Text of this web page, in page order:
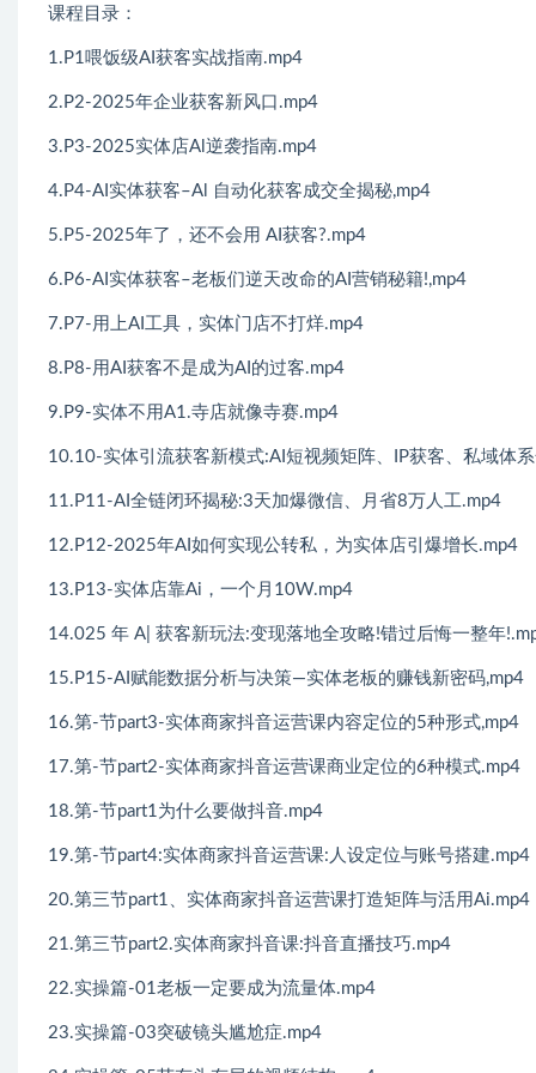
课程目录：
1.P1喂饭级AI获客实战指南.mp4
2.P2-2025年企业获客新风口.mp4
3.P3-2025实体店Al逆袭指南.mp4
4.P4-AI实体获客–Al 自动化获客成交全揭秘,mp4
5.P5-2025年了，还不会用 AI获客?.mp4
6.P6-AI实体获客–老板们逆天改命的AI营销秘籍!,mp4
7.P7-用上AI工具，实体门店不打烊.mp4
8.P8-用AI获客不是成为AI的过客.mp4
9.P9-实体不用A1.寺店就像寺赛.mp4
10.10-实体引流获客新模式:AI短视频矩阵、IP获客、私域体
11.P11-AI全链闭环揭秘:3天加爆微信、月省8万人工.mp4
12.P12-2025年AI如何实现公转私，为实体店引爆增长.mp4
13.P13-实体店靠Ai，一个月10W.mp4
14.025 年 A| 获客新玩法:变现落地全攻略!错过后悔一整年
15.P15-AI赋能数据分析与决策—实体老板的赚钱新密码,mp4
16.第-节part3-实体商家抖音运营课内容定位的5种形式,mp4
17.第-节part2-实体商家抖音运营课商业定位的6种模式.mp4
18.第-节part1为什么要做抖音.mp4
19.第-节part4:实体商家抖音运营课:人设定位与账号搭建.mp4
20.第三节part1、实体商家抖音运营课打造矩阵与活用Ai.mp4
21.第三节part2.实体商家抖音课:抖音直播技巧.mp4
22.实操篇-01老板一定要成为流量体.mp4
23.实操篇-03突破镜头尴尬症.mp4